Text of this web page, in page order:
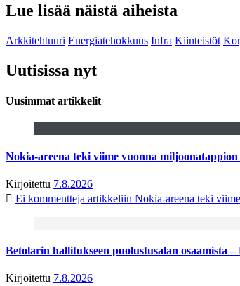
Lue lisää näistä aiheista
Arkkitehtuuri Energiatehokkuus Infra Kiinteistöt
Uutisissa nyt
Uusimmat artikkelit
Nokia-areena teki viime vuonna
Kirjoitettu 7.8.2026
Ei kommentteja artikkeliin Nokia-areena teki
Betolarin hallitukseen puolustusalan osaamista
Kirjoitettu 7.8.2026